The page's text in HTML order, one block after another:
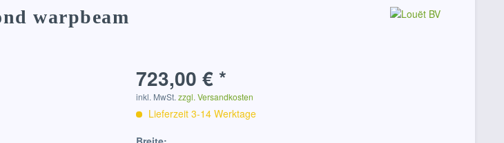
warpbeam
723,00 € *
inkl. MwSt.zzgl. Versandkosten
Lieferzeit 3-14 Werktage